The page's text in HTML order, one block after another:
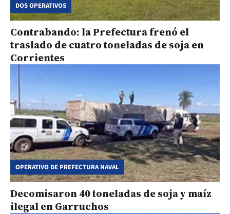
DOS OPERATIVOS
Contrabando: la Prefectura frenó el
traslado de cuatro toneladas de soja en
Corrientes
OPERATIVO DE PREFECTURA NAVAL
Decomisaron 40 toneladas de soja y maíz
ilegal en Garruchos